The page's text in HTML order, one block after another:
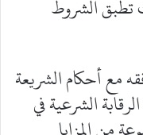
الشروط
مع أحكام الشريعة
الشرعية في